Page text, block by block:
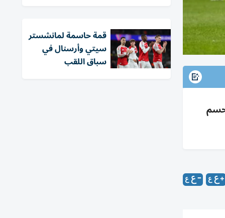
حسم
قمة حاسمة لمانشستر
سيتي وأرسنال في
سباق اللقب